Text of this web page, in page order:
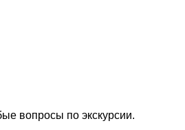
вопросы по экскурсии.